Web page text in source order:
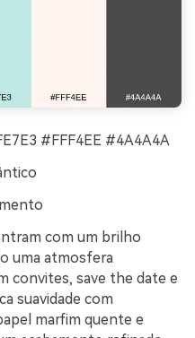
#FFF4EE #4A4A4A
com um brilho
uma atmosfera
convites, save the date e
suavidade com
marfim quente e